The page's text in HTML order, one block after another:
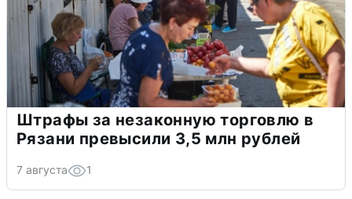
Штрафы за незаконную торговлю в
Рязани превысили 3,5 млн рублей
7 августа 1